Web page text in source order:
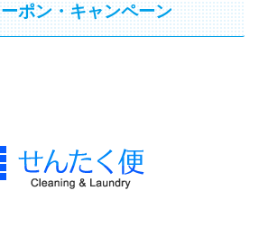
ポン・キャンペーン